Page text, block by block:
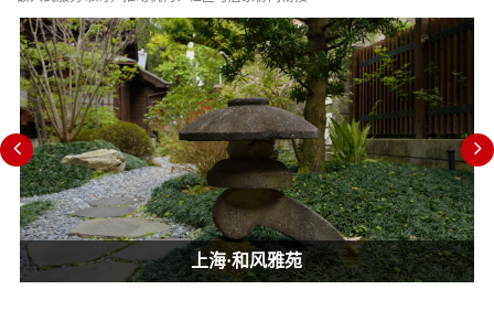
上海·和风雅苑
上海·和风雅苑
上海·和风雅苑